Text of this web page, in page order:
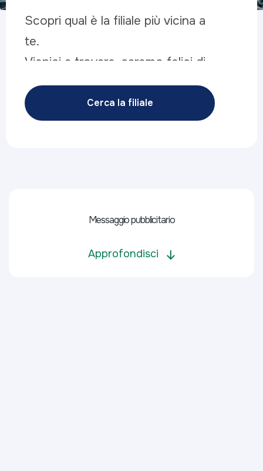
Scopri qual è la filiale più vicina a
te.
Vienici a trovare, saremo felici di
cercare la soluzione più adatta
alle tue esigenze.
Cerca la filiale
Messaggio pubblicitario
Approfondisci